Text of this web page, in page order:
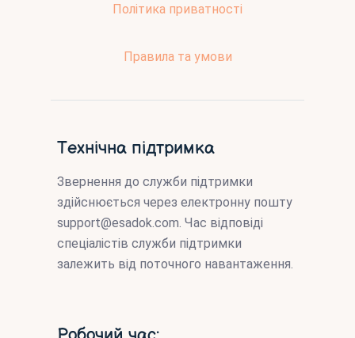
Політика приватності
Правила та умови
Технічна підтримка
Звернення до служби підтримки
здійснюється через електронну пошту
support@esadok.com. Час відповіді
спеціалістів служби підтримки
залежить від поточного навантаження.